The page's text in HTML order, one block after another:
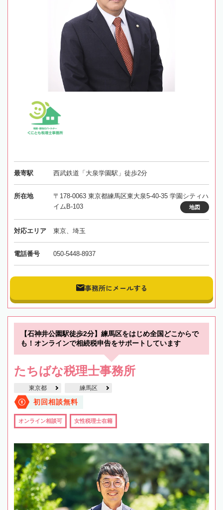
最寄駅 西武鉄道「大泉学園駅」徒歩2分
所在地
〒178-0063 東京都練馬区東大泉5-40-35 学園シティハ
イムB-103
地図
対応エリア 東京、埼玉
電話番号 050-5448-8937
事務所にメールする
【石神井公園駅徒歩2分】練馬区をはじめ全国どこからで
も！オンラインで相続税申告をサポートしています
たちばな税理士事務所
東京都 練馬区
初回相談無料
オンライン相談可 女性税理士在籍